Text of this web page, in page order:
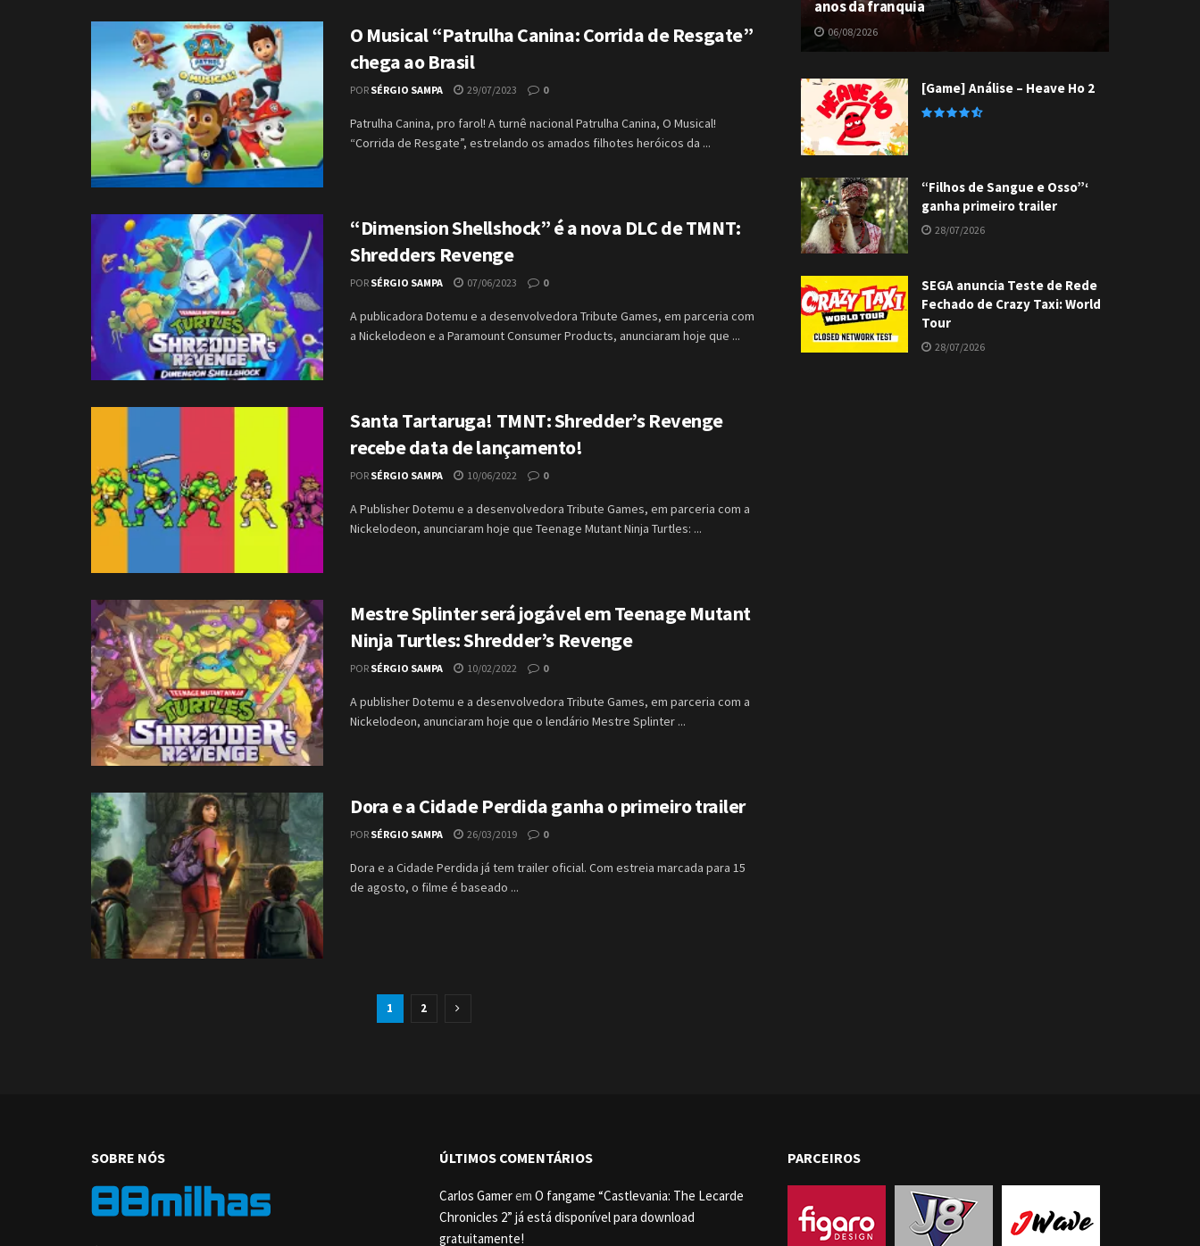
O Musical “Patrulha Canina: Corrida de Resgate”
chega ao Brasil
POR SÉRGIO SAMPA 29/07/2023 0
Patrulha Canina, pro farol! A turnê nacional Patrulha Canina, O Musical!
“Corrida de Resgate”, estrelando os amados filhotes heróicos da ...
“Dimension Shellshock” é a nova DLC de TMNT:
Shredders Revenge
POR SÉRGIO SAMPA 07/06/2023 0
A publicadora Dotemu e a desenvolvedora Tribute Games, em parceria com
a Nickelodeon e a Paramount Consumer Products, anunciaram hoje que ...
Santa Tartaruga! TMNT: Shredder’s Revenge
recebe data de lançamento!
POR SÉRGIO SAMPA 10/06/2022 0
A Publisher Dotemu e a desenvolvedora Tribute Games, em parceria com a
Nickelodeon, anunciaram hoje que Teenage Mutant Ninja Turtles: ...
Mestre Splinter será jogável em Teenage Mutant
Ninja Turtles: Shredder’s Revenge
POR SÉRGIO SAMPA 10/02/2022 0
A publisher Dotemu e a desenvolvedora Tribute Games, em parceria com a
Nickelodeon, anunciaram hoje que o lendário Mestre Splinter ...
Dora e a Cidade Perdida ganha o primeiro trailer
POR SÉRGIO SAMPA 26/03/2019 0
Dora e a Cidade Perdida já tem trailer oficial. Com estreia marcada para 15
de agosto, o filme é baseado ...
1 2
anos da franquia
06/08/2026
[Game] Análise – Heave Ho 2
“Filhos de Sangue e Osso”‘
ganha primeiro trailer
28/07/2026
SEGA anuncia Teste de Rede
Fechado de Crazy Taxi: World
Tour
28/07/2026
SOBRE NÓS ÚLTIMOS COMENTÁRIOS
Carlos Gamerem O fangame “Castlevania: The Lecarde
Chronicles 2” já está disponível para download
gratuitamente!
PARCEIROS